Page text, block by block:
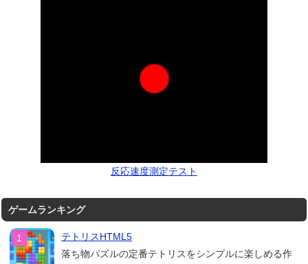
反応速度測定テスト
ゲームランキング
テトリスHTML5
落ち物パズルの定番テトリスをシンプルに楽しめる作